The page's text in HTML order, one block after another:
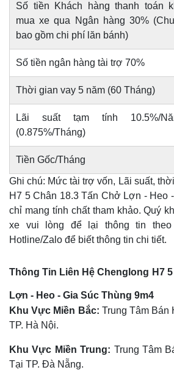
Số tiền Khách hàng thanh toán
mua xe qua Ngân hàng 30%
bao gồm chi phí lăn bánh)
Số tiền ngân hàng tài trợ 70%
Thời gian vay 5 năm (60 Tháng)
Lãi suất tạm tính 10.5%/
(0.875%/Tháng)
Tiền Gốc/Tháng
Ghi chú: Mức tài trợ vốn, Lãi suất,
H7 5 Chân 18.3 Tấn Chở Lợn - Heo
chỉ mang tính chất tham khảo. Quý
xe vui lòng để lại thông tin
Hotline/Zalo để biết thông tin chi tiết.
Thông Tin Liên Hệ Chenglong H7
Lợn - Heo - Gia Súc Thùng 9m4
Khu Vực Miền Bắc: Trung Tâm Bán
TP. Hà Nội.
Khu Vực Miền Trung: Trung Tâm
Tại TP. Đà Nẵng.